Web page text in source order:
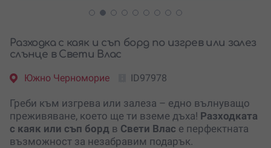
Разходка с каяк и съп борд по изгрев или залез
слънце в Свети Влас
Южно Черноморие ID97978
Греби към изгрева или залеза – едно вълнуващо
преживяване, което ще ти вземе дъха! Разходката
с каяк или съп борд в Свети Влас е перфектната
възможност за незабравим подарък.